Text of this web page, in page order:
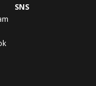
SNS